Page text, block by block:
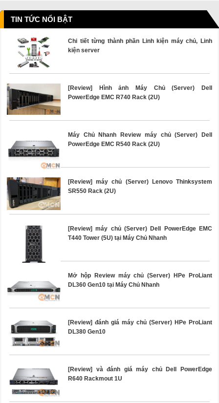
TIN TỨC NỔI BẬT
Chi tiết từng thành phần Linh kiện máy chủ, Linh
kiện server
[Review] Hình ảnh Máy Chủ (Server) Dell
PowerEdge EMC R740 Rack (2U)
Máy Chủ Nhanh Review máy chủ (Server) Dell
PowerEdge EMC R540 Rack (2U)
[Review] máy chủ (Server) Lenovo Thinksystem
SR550 Rack (2U)
[Review] máy chủ (Server) Dell PowerEdge EMC
T440 Tower (5U) tại Máy Chủ Nhanh
Mở hộp Review máy chủ (Server) HPe ProLiant
DL360 Gen10 tại Máy Chủ Nhanh
[Review] đánh giá máy chủ (Server) HPe ProLiant
DL380 Gen10
[Review] và đánh giá máy chủ Dell PowerEdge
R640 Rackmout 1U